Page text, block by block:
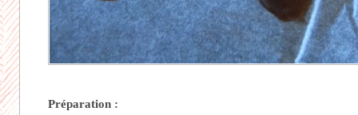
Préparation :